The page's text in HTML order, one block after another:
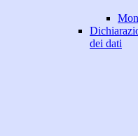
dei dati